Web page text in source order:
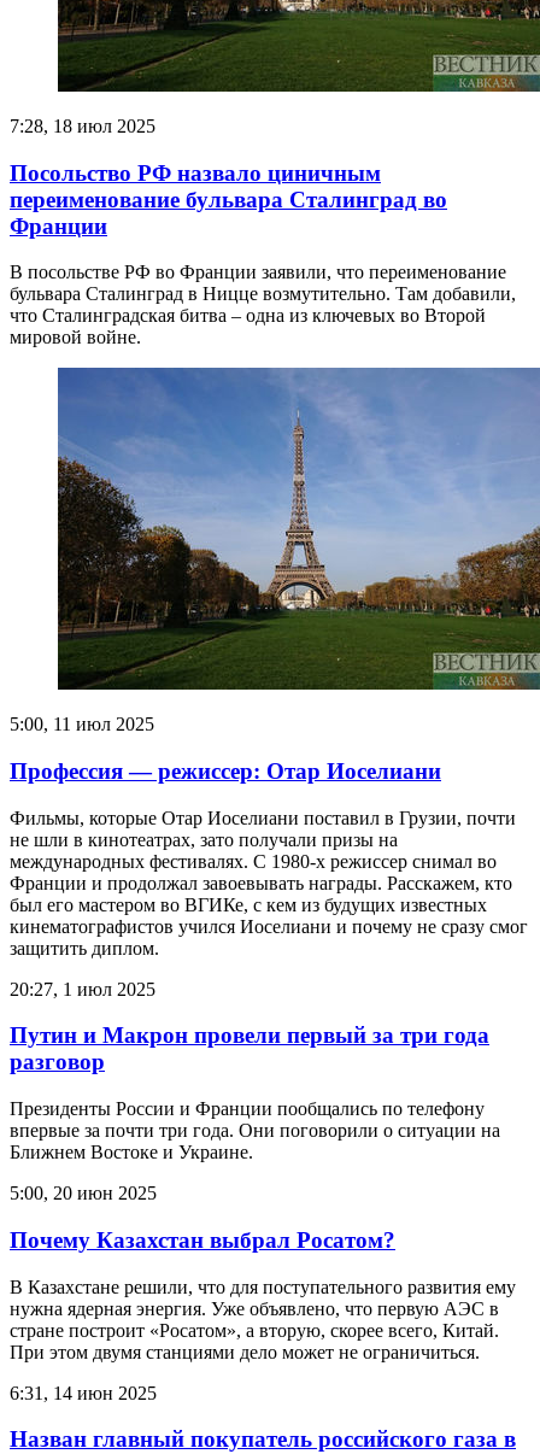
7:28, 18 июл 2025
Посольство РФ назвало циничным
переименование бульвара Сталинград во
Франции
В посольстве РФ во Франции заявили, что переименование
бульвара Сталинград в Ницце возмутительно. Там добавили,
что Сталинградская битва – одна из ключевых во Второй
мировой войне.
5:00, 11 июл 2025
Профессия — режиссер: Отар Иоселиани
Фильмы, которые Отар Иоселиани поставил в Грузии, почти
не шли в кинотеатрах, зато получали призы на
международных фестивалях. С 1980-х режиссер снимал во
Франции и продолжал завоевывать награды. Расскажем, кто
был его мастером во ВГИКе, с кем из будущих известных
кинематографистов учился Иоселиани и почему не сразу смог
защитить диплом.
20:27, 1 июл 2025
Путин и Макрон провели первый за три года
разговор
Президенты России и Франции пообщались по телефону
впервые за почти три года. Они поговорили о ситуации на
Ближнем Востоке и Украине.
5:00, 20 июн 2025
Почему Казахстан выбрал Росатом?
В Казахстане решили, что для поступательного развития ему
нужна ядерная энергия. Уже объявлено, что первую АЭС в
стране построит «Росатом», а вторую, скорее всего, Китай.
При этом двумя станциями дело может не ограничиться.
6:31, 14 июн 2025
Назван главный покупатель российского газа в